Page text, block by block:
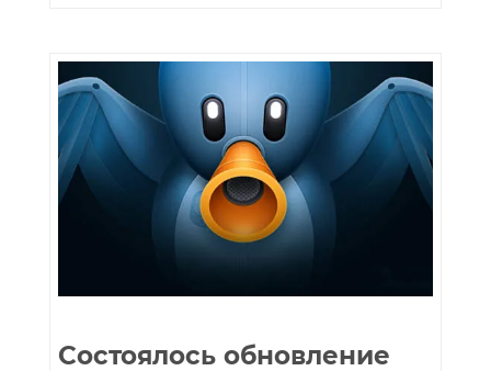
Состоялось обновление